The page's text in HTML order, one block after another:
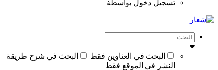
تسجيل دخول بواسطة
البحث في العناوين فقط
البحث في شرح طريقة
النشر في الموقع فقط